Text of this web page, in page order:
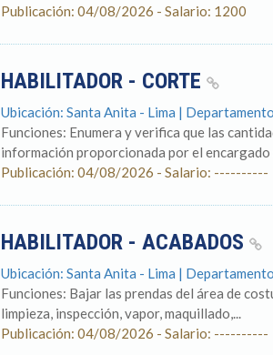
Publicación: 04/08/2026 - Salario: 1200
HABILITADOR - CORTE
Ubicación: Santa Anita - Lima |
Funciones: Enumera y verifica que las
información proporcionada por el encargado
Publicación: 04/08/2026 - Salario: ----------
HABILITADOR - ACABADOS
Ubicación: Santa Anita - Lima |
Funciones: Bajar las prendas del área de
limpieza, inspección, vapor, maquillado,...
Publicación: 04/08/2026 - Salario: ----------